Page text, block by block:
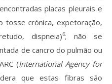
placas pleurais e
tosse crónica, expetoração,
dispneia)6; não se
de cancro do pulmão ou
(International Agency for
que estas fibras são